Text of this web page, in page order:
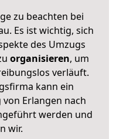
zu beachten bei
Es ist wichtig, sich
des Umzugs
organisieren, um
verläuft.
kann ein
Erlangen nach
werden und
wir.